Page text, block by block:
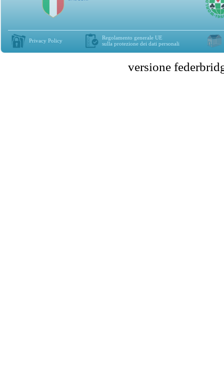
Privacy Policy
Regolamento generale UE
sulla protezione dei dati personali
versione